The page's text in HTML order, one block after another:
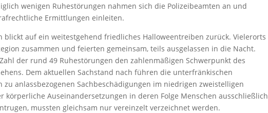
wenigen Ruhestörungen nahmen sich die Polizeibeamten an und
Ermittlungen einleiten.
blickt auf ein weitestgehend friedliches Halloweentreiben zurück. Vielerorts
zusammen und feierten gemeinsam, teils ausgelassen in die Nacht.
der rund 49 Ruhestörungen den zahlenmäßigen Schwerpunkt des
Dem aktuellen Sachstand nach führen die unterfränkischen
anlassbezogenen Sachbeschädigungen im niedrigen zweistelligen
körperliche Auseinandersetzungen in deren Folge Menschen ausschließlich
mussten gleichsam nur vereinzelt verzeichnet werden.